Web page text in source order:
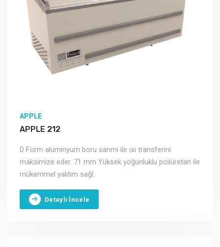
APPLE
APPLE 212
D Form alüminyum boru sarımı ile ısı transferini
maksimize eder. 71 mm Yüksek yoğunluklu poliüretan ile
mükemmel yalıtım sağl..
Detaylı İncele